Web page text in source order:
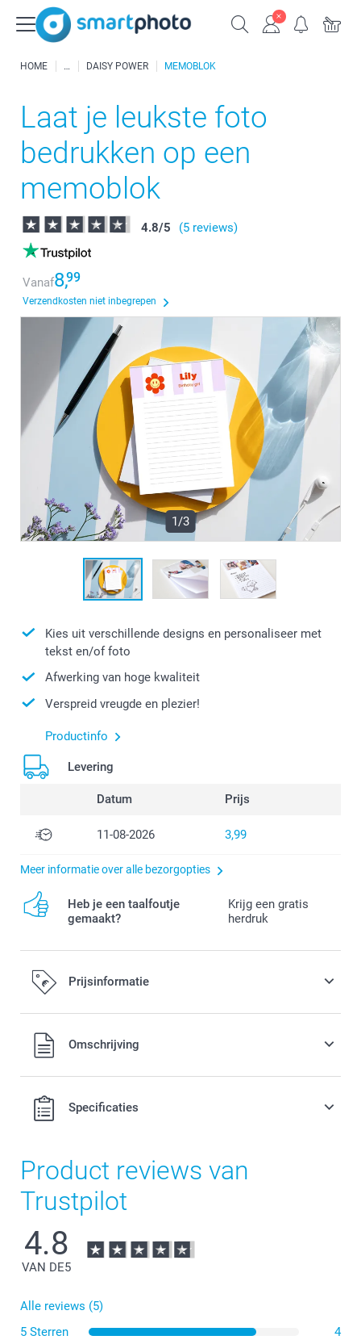
HOME DAISY POWER MEMOBLOK
Laat je leukste foto
bedrukken op een
memoblok
4.8/5 (5 reviews)
Vanaf8,99
Verzendkosten niet inbegrepen
1/3
Kies uit verschillende designs en personaliseer met
tekst en/of foto
Afwerking van hoge kwaliteit
Verspreid vreugde en plezier!
Productinfo
Levering
Datum Prijs
11-08-2026 3,99
Meer informatie over alle bezorgopties
Heb je een taalfoutje
gemaakt?
Krijg een gratis
herdruk
Prijsinformatie
Alle prijzen zijn in EURO (€) inclusief BTW en exclusief
verzendkosten.Omschrijving
Specificaties
Product reviews van
Trustpilot
4.8
VAN DE5
Alle reviews (5)
5 Sterren
4